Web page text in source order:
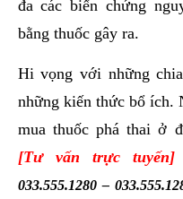
đa các biến chứng
bằng thuốc gây ra.
Hi vọng với những
những kiến thức bổ ích.
mua thuốc phá thai ở
[Tư vấn trực tuyến]
033.555.1280–